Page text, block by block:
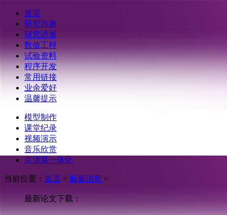
首页
研究兴趣
研究进展
数值工程
试验资料
程序开发
常用链接
业余爱好
温馨提示
模型制作
课堂纪录
视频演示
音乐欣赏
京津冀一体化
当前位置： 首页 > 最新消息 >
最新论文下载：
Layer-effect on variable …
An approach for predictin…
任意水平成层的非均…
跨越层状V形峡谷的大…
跨越层状V形峡谷的大…
Simulation of spatially v…
《结构群体-大型场地…
求解结构地震响应位…
Simulation of spatially v…